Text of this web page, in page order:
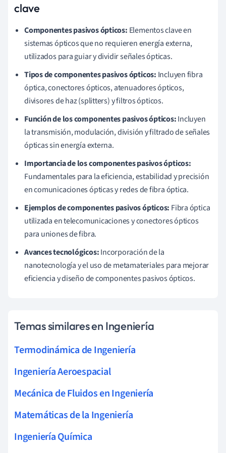
clave
Componentes pasivos ópticos: Elementos clave en
sistemas ópticos que no requieren energía externa,
utilizados para guiar y dividir señales ópticas.
Tipos de componentes pasivos ópticos: Incluyen fibra
óptica, conectores ópticos, atenuadores ópticos,
divisores de haz (splitters) y filtros ópticos.
Función de los componentes pasivos ópticos:Incluyen
la transmisión, modulación, división y filtrado de señales
ópticas sin energía externa.
Importancia de los componentes pasivos ópticos:
Fundamentales para la eficiencia, estabilidad y precisión
en comunicaciones ópticas y redes de fibra óptica.
Ejemplos de componentes pasivos ópticos: Fibra óptica
utilizada en telecomunicaciones y conectores ópticos
para uniones de fibra.
Avances tecnológicos:Incorporación de la
nanotecnología y el uso de metamateriales para mejorar
eficiencia y diseño de componentes pasivos ópticos.
Temas similares en Ingeniería
Termodinámica de Ingeniería
Ingeniería Aeroespacial
Mecánica de Fluidos en Ingeniería
Matemáticas de la Ingeniería
Ingeniería Química